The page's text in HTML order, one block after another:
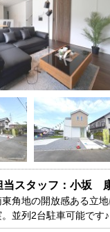
当スタッフ：小坂　
東角地の開放感ある立
。並列2台駐車可能です